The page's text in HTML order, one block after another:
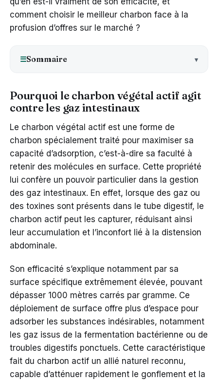
comment choisir le meilleur charbon face à la
profusion d’offres sur le marché ?
☰Sommaire
Pourquoi le charbon végétal actif agit
contre les gaz intestinaux
Le charbon végétal actif est une forme de
charbon spécialement traité pour maximiser sa
capacité d’adsorption, c’est-à-dire sa faculté à
retenir des molécules en surface. Cette propriété
lui confère un pouvoir particulier dans la gestion
des gaz intestinaux. En effet, lorsque des gaz ou
des toxines sont présents dans le tube digestif, le
charbon actif peut les capturer, réduisant ainsi
leur accumulation et l’inconfort lié à la distension
abdominale.
Son efficacité s’explique notamment par sa
surface spécifique extrêmement élevée, pouvant
dépasser 1000 mètres carrés par gramme. Ce
déploiement de surface offre plus d’espace pour
adsorber les substances indésirables, notamment
les gaz issus de la fermentation bactérienne ou de
troubles digestifs ponctuels. Cette caractéristique
fait du charbon actif un allié naturel reconnu,
capable d’atténuer rapidement le gonflement et la